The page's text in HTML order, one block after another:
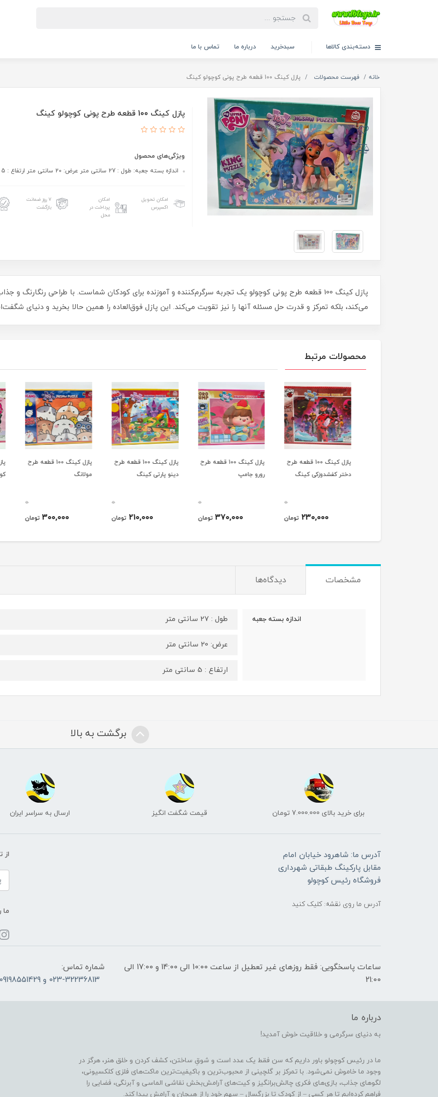
دسته‌بندی کالاها سبدخرید درباره ما تماس با ما
خانه فهرست محصولات پازل کینگ 100 قطعه طرح پونی کوچولو کینگ
پازل کینگ 100 قطعه طرح پونی کوچولو کینگ
ویژگی‌های محصول
اندازه بسته جعبه: طول : 27 سانتی متر عرض: 20 سانتی متر ارتفاع : 5 سانتی متر
امکان تحویل
اکسپرس
امکان
پرداخت در
محل
۷ روز ضمانت
بازگشت
پازل کینگ 100 قطعه طرح پونی کوچولو یک تجربه سرگرم‌کننده و آموزنده برای کودکان شماست. با طراحی رنگارنگ
می‌کند، بلکه تمرکز و قدرت حل مسئله آنها را نیز تقویت می‌کند. این پازل فوق‌العاده را همین حالا بخرید و دنیای
محصولات مرتبط
پازل کینگ 100 قطعه طرح
دختر کفشدوزکی کینگ
230,000 تومان
پازل کینگ 100 قطعه طرح
رورو جامپ
370,000 تومان
پازل کینگ 100 قطعه طرح
دینو پارتی کینگ
210,000 تومان
پازل کینگ 100 قطعه طرح
مولانگ
300,000 تومان
مشخصات دیدگاه‌ها
اندازه بسته جعبه طول : 27 سانتی متر
عرض: 20 سانتی متر
ارتفاع : 5 سانتی متر
برگشت به بالا
برای خرید بالای 7.000.000 تومان قیمت شگفت انگیز ارسال به سراسر ایران
آدرس ما: شاهرود خیابان امام
مقابل پارکینگ طبقاتی شهرداری
فروشگاه رئیس کوچولو
آدرس ما روی نقشه: کلیک کنید
از
ما
ساعات پاسخگویی: فقط روزهای غیر تعطیل از ساعت 10:00 الی 14:00 و 17:00 الی
21:00
شماره تماس:
023-32236813 و 09198551429
درباره ما
به دنیای سرگرمی و خلاقیت خوش آمدید!
ما در رئیس کوچولو باور داریم که سن فقط یک عدد است و شوقِ ساختن، کشف کردن و خلق هنر، هرگز در
وجود ما خاموش نمی‌شود. با تمرکز بر گلچینی از محبوب‌ترین و باکیفیت‌ترین ماکت‌های فلزی کلکسیونی،
لگوهای جذاب، بازی‌های فکری چالش‌برانگیز و کیت‌های آرامش‌بخش نقاشی الماسی و آبرنگی، فضایی را
فراهم کرده‌ایم تا هر کسی – از کودک تا بزرگسال – سهم خود را از هیجان و آرامش پیدا کند.